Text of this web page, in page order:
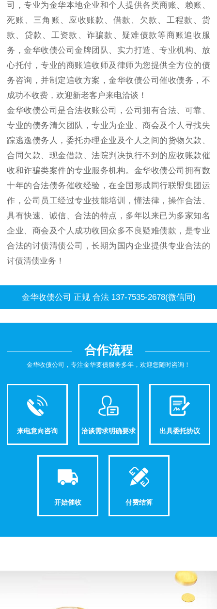
司，专业为金华本地企业和个人提供各类商账、赖账、
死账、三角账、应收账款、借款、欠款、工程款、货
款、贷款、工资款、诈骗款、疑难债款等商账追收服
务，金华收债公司金牌团队、实力打造、专业机构、放
心托付，专业的商账追收师及律师为您提供全方位的债
务咨询，并制定追收方案，金华收债公司催收债务，不
成功不收费，欢迎新老客户来电洽谈！
金华收债公司是合法收账公司，公司拥有合法、可靠、
专业的债务清欠团队，专业为企业、商会及个人寻找失
踪逃逸债务人，委托办理企业及个人之间的货物欠款、
合同欠款、现金借款、法院判决执行不到的应收账款催
收和诈骗类案件的专业服务机构。金华收债公司拥有数
十年的合法债务催收经验，在全国形成同行联盟集团运
作，公司员工经过专业技能培训，懂法律，操作合法、
具有快速、诚信、合法的特点，多年以来已为多家知名
企业、商会及个人成功收回众多不良疑难债款，是专业
合法的讨债清债公司，长期为国内企业提供专业合法的
讨债清债业务！
金华收债公司 正规 合法 137-7535-2678(微信同)
合作流程
金华收债公司，专注金华要债服务多年，欢迎您随时咨询！
来电意向咨询 洽谈需求明确要求 出具委托协议
开始催收 付费结算